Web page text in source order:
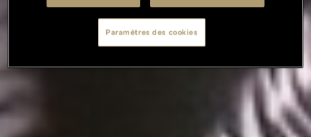
Paramètres des cookies